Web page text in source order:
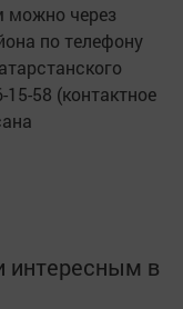
можно через
по телефону
58 (контактное
в